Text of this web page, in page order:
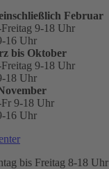
Februar
9-18 Uhr
16 Uhr
bis Oktober
9-18 Uhr
18 Uhr
9-18 Uhr
16 Uhr
bis Freitag 8-18 Uhr